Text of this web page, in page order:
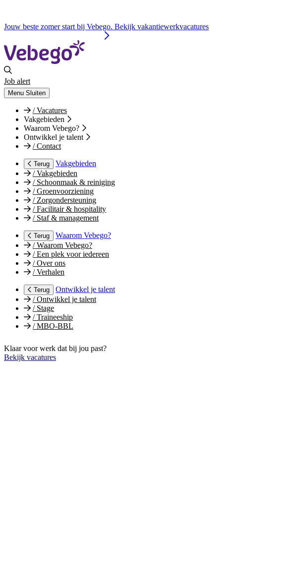
Jouw beste zomer start bij Vebego. Bekijk vakantiewerkvacatures
Job alert
Menu Sluiten
/Vacatures
Vakgebieden
Waarom Vebego?
Ontwikkel je talent
/Contact
Terug
Vakgebieden
/Vakgebieden
/Schoonmaak & reiniging
/Groenvoorziening
/Zorgondersteuning
/Facilitair & hospitality
/Staf & management
Terug
Waarom Vebego?
/Waarom Vebego?
/Een plek voor iedereen
/Over ons
/Verhalen
Terug
Ontwikkel je talent
/Ontwikkel je talent
/Stage
/Traineeship
/MBO-BBL
Klaar voor werk dat bij jou past?
Bekijk vacatures